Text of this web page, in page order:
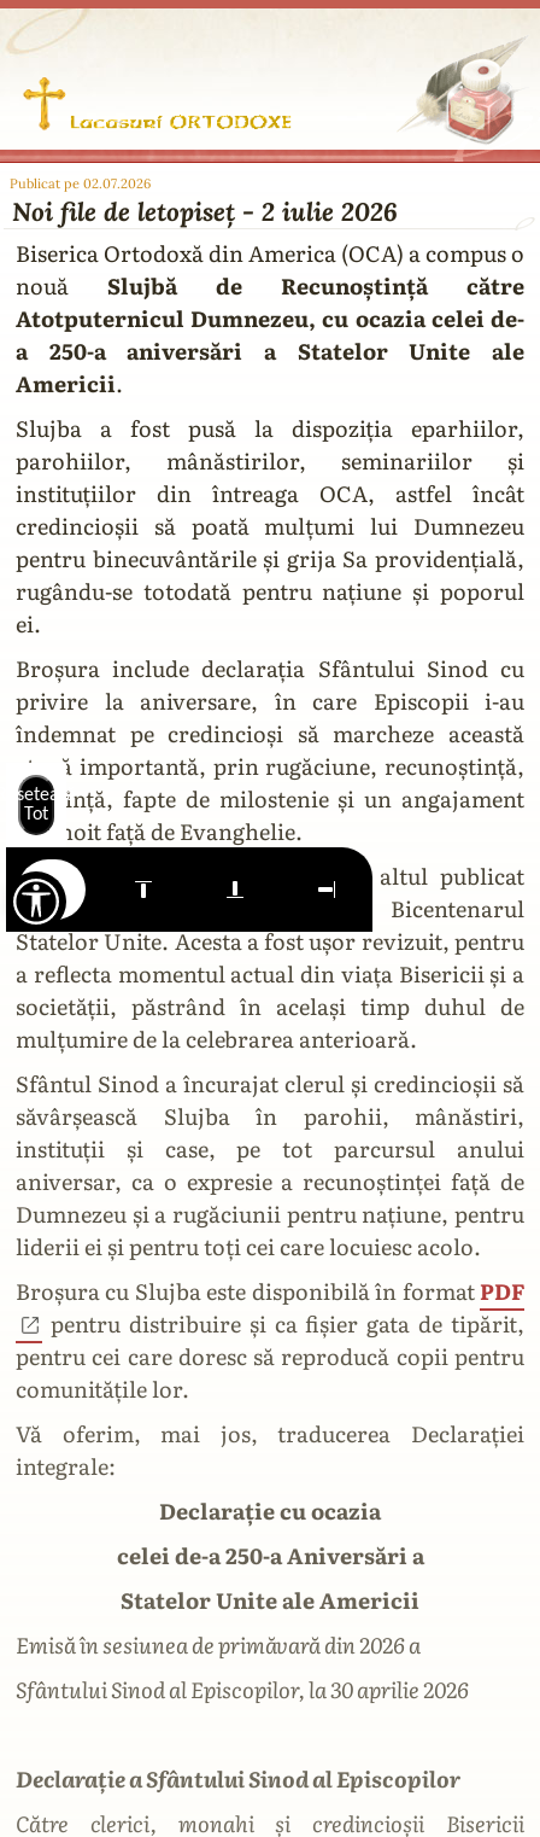
Publicat pe 02.07.2026
Noi file de letopiseț - 2 iulie 2026
Biserica Ortodoxă din America (OCA) a compus o
nouă Slujbă de Recunoștință către
Atotputernicul Dumnezeu, cu ocazia celei de-
a 250-a aniversări a Statelor Unite ale
Americii.
Slujba a fost pusă la dispoziția eparhiilor,
parohiilor, mânăstirilor, seminariilor și
instituțiilor din întreaga OCA, astfel încât
credincioșii să poată mulțumi lui Dumnezeu
pentru binecuvântările și grija Sa providențială,
rugându-se totodată pentru națiune și poporul
ei.
Broșura include declarația Sfântului Sinod cu
privire la aniversare, în care Episcopii i-au
îndemnat pe credincioși să marcheze această
etapă importantă, prin rugăciune, recunoștință,
pocăință, fapte de milostenie și un angajament
reînnoit față de Evanghelie.
Textul Slujbei se bazează pe un altul publicat
inițial de OCA în 1976 pentru Bicentenarul
Statelor Unite. Acesta a fost ușor revizuit, pentru
a reflecta momentul actual din viața Bisericii și a
societății, păstrând în același timp duhul de
mulțumire de la celebrarea anterioară.
Sfântul Sinod a încurajat clerul și credincioșii să
săvârșească Slujba în parohii, mânăstiri,
instituții și case, pe tot parcursul anului
aniversar, ca o expresie a recunoștinței față de
Dumnezeu și a rugăciunii pentru națiune, pentru
liderii ei și pentru toți cei care locuiesc acolo.
Broșura cu Slujba este disponibilă în formatPDF
pentru distribuire și ca fișier gata de tipărit,
pentru cei care doresc să reproducă copii pentru
comunitățile lor.
Vă oferim, mai jos, traducerea Declarației
integrale:
Declarație cu ocazia
celei de-a 250-a Aniversări a
Statelor Unite ale Americii
Emisă în sesiunea de primăvară din 2026 a
Sfântului Sinod al Episcopilor, la 30 aprilie 2026
Declarație a Sfântului Sinod al Episcopilor
Către clerici, monahi și credincioșii Bisericii
Tot